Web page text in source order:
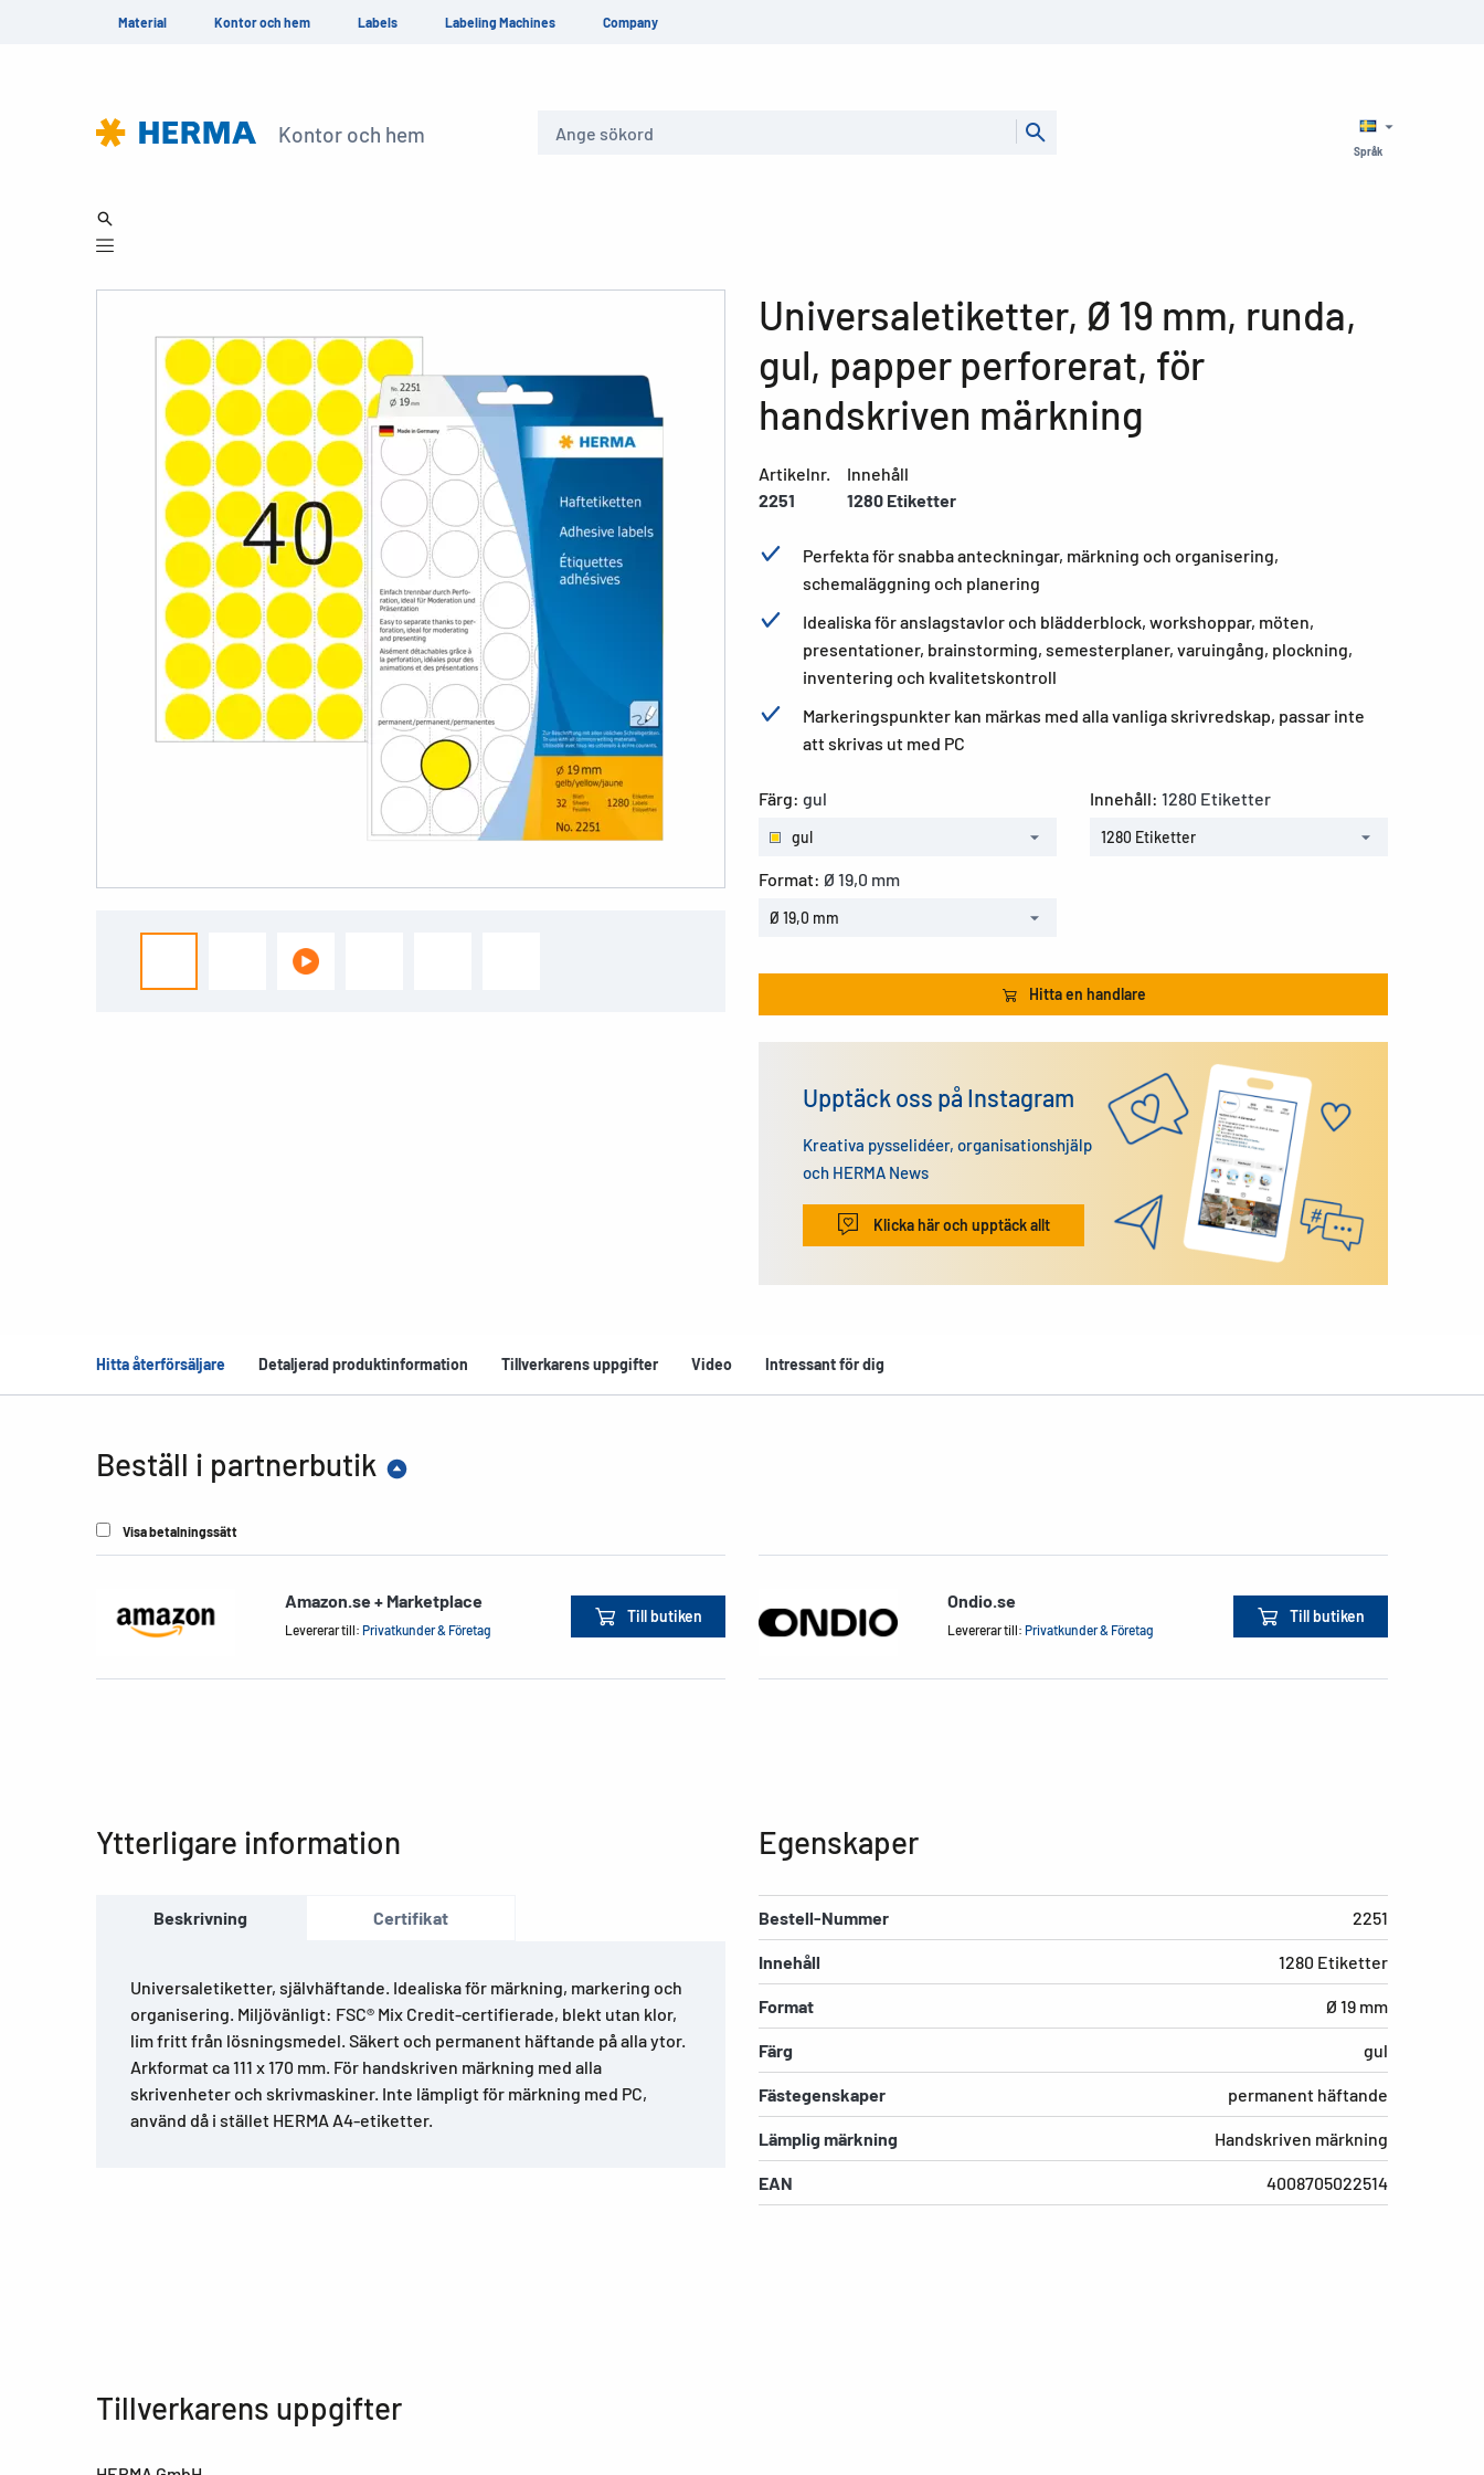
Material Kontor och hem Labels Labeling Machines Company
Kontor och hem
Språk
Universaletiketter, Ø 19 mm, runda,
gul, papper perforerat, för
handskriven märkning
Artikelnr.
2251
Innehåll
1280 Etiketter
Perfekta för snabba anteckningar, märkning och organisering,
schemaläggning och planering
Idealiska för anslagstavlor och blädderblock, workshoppar, möten,
presentationer, brainstorming, semesterplaner, varuingång, plockning,
inventering och kvalitetskontroll
Markeringspunkter kan märkas med alla vanliga skrivredskap, passar inte
att skrivas ut med PC
Färg: gul
gul
Innehåll: 1280 Etiketter
1280 Etiketter
Format: Ø 19,0 mm
Ø 19,0 mm
Hitta en handlare
Upptäck oss på Instagram
Kreativa pysselidéer, organisationshjälp
och HERMA News
Klicka här och upptäck allt
Hitta återförsäljare Detaljerad produktinformation Tillverkarens uppgifter Video Intressant för dig
Beställ i partnerbutik
Visa betalningssätt
Amazon.se + Marketplace
Levererar till: Privatkunder & Företag
Till butiken
Ondio.se
Levererar till: Privatkunder & Företag
Till butiken
Ytterligare information
Beskrivning Certifikat
Universaletiketter, självhäftande. Idealiska för märkning, markering och
organisering. Miljövänligt: FSC® Mix Credit-certifierade, blekt utan klor,
lim fritt från lösningsmedel. Säkert och permanent häftande på alla ytor.
Arkformat ca 111 x 170 mm. För handskriven märkning med alla
skrivenheter och skrivmaskiner. Inte lämpligt för märkning med PC,
använd då i stället HERMA A4-etiketter.
Egenskaper
Bestell-Nummer 2251
Innehåll 1280 Etiketter
Format Ø 19 mm
Färg gul
Fästegenskaper permanent häftande
Lämplig märkning Handskriven märkning
EAN 4008705022514
Tillverkarens uppgifter